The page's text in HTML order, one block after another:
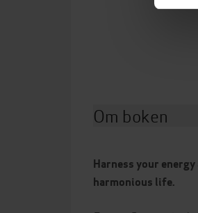
Om boken
Harness your
harmonious life.